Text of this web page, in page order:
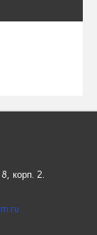
корп. 2.